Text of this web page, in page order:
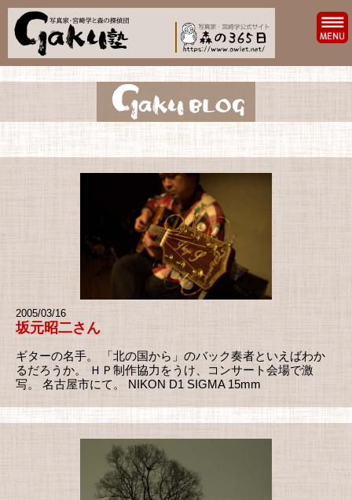
2005/03/16
坂元昭二さん
ギターの名手。 「北の国から」のバック奏者といえばわか
るだろうか。 ＨＰ制作協力をうけ、コンサート会場で激
写。 名古屋市にて。 NIKON D1 SIGMA 15mm